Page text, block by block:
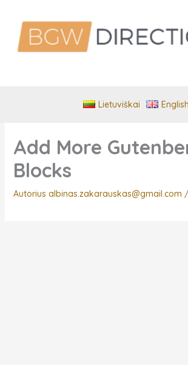
turinio
Lietuviškai English
Add More
Blocks
Autorius albinas.zakarauskas@gmail.com